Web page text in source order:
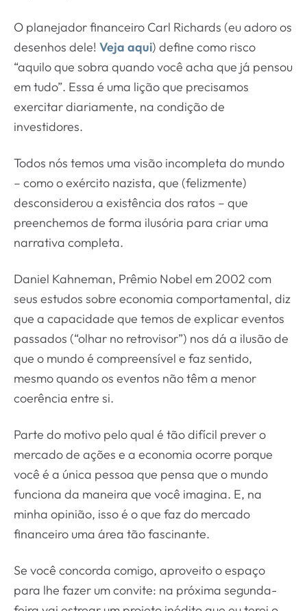
O planejador financeiro Carl Richards (eu adoro os
desenhos dele! Veja aqui) define como risco
“aquilo que sobra quando você acha que já pensou
em tudo”. Essa é uma lição que precisamos
exercitar diariamente, na condição de
investidores.
Todos nós temos uma visão incompleta do mundo
– como o exército nazista, que (felizmente)
desconsiderou a existência dos ratos – que
preenchemos de forma ilusória para criar uma
narrativa completa.
Daniel Kahneman, Prêmio Nobel em 2002 com
seus estudos sobre economia comportamental, diz
que a capacidade que temos de explicar eventos
passados (“olhar no retrovisor”) nos dá a ilusão de
que o mundo é compreensível e faz sentido,
mesmo quando os eventos não têm a menor
coerência entre si.
Parte do motivo pelo qual é tão difícil prever o
mercado de ações e a economia ocorre porque
você é a única pessoa que pensa que o mundo
funciona da maneira que você imagina. E, na
minha opinião, isso é o que faz do mercado
financeiro uma área tão fascinante.
Se você concorda comigo, aproveito o espaço
para lhe fazer um convite: na próxima segunda-